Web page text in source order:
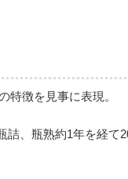
特徴を見事に表現。
、瓶熟約1年を経て